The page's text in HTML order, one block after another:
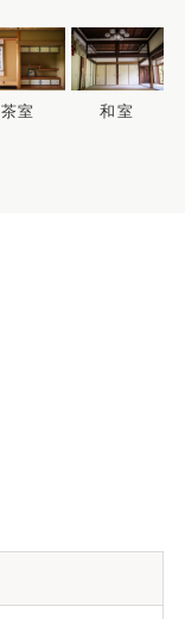
茶室 和室